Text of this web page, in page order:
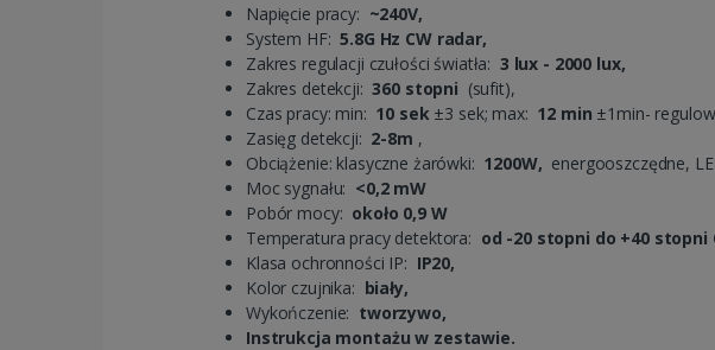
Napięcie pracy: ~240V,
System HF:5.8G Hz CW radar,
Zakres regulacji czułości światła: 3 lux - 2000 lux,
Zakres detekcji:360 stopni (sufit),
Czas pracy: min: 10 sek ±3 sek; max: 12 min ±1min-
Zasięg detekcji: 2-8m ,
Obciążenie: klasyczne żarówki: 1200W, energooszczędne,
Moc sygnału: <0,2 mW
Pobór mocy: około 0,9 W
Temperatura pracy detektora: od -20 stopni do +40 stopni
Klasa ochronności IP: IP20,
Kolor czujnika: biały,
Wykończenie: tworzywo,
Instrukcja montażu w zestawie.